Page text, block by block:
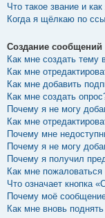
Что такое звание и
Когда я щёлкаю по
Создание сообщений
Как мне создать тему
Как мне
Как мне добавить
Как мне создать
Почему я не могу
Как мне
Почему мне
Почему я не могу
Почему я получил
Как мне
Что означает кнопка
Почему моё
Как мне вновь